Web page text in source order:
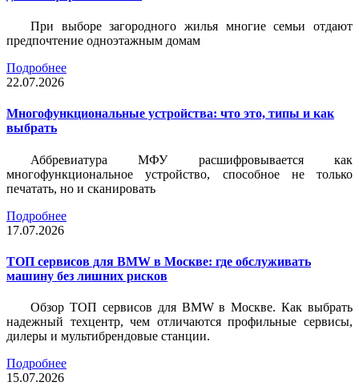
При выборе загородного жилья многие семьи отдают
предпочтение одноэтажным домам
Подробнее
22.07.2026
Многофункциональные устройства: что это, типы и как
выбрать
Аббревиатура МФУ расшифровывается как
многофункциональное устройство, способное не только
печатать, но и сканировать
Подробнее
17.07.2026
ТОП сервисов для BMW в Москве: где обслуживать
машину без лишних рисков
Обзор ТОП сервисов для BMW в Москве. Как выбрать
надежный техцентр, чем отличаются профильные сервисы,
дилеры и мультибрендовые станции.
Подробнее
15.07.2026